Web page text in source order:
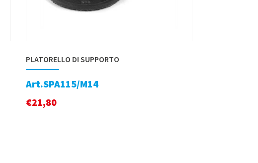
PLATORELLO DI SUPPORTO
Art.SPA115/M14
€21,80